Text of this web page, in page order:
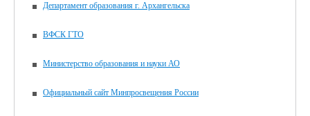
Департамент образования г. Архангельска
ВФСК ГТО
Министерство образования и науки АО
Официальный сайт Минпросвещения России